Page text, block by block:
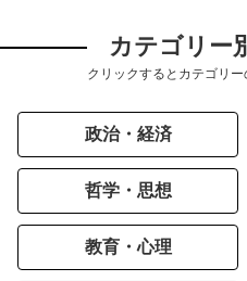
カテゴリー
クリックするとカテゴリー
政治・経済
哲学・思想
教育・心理